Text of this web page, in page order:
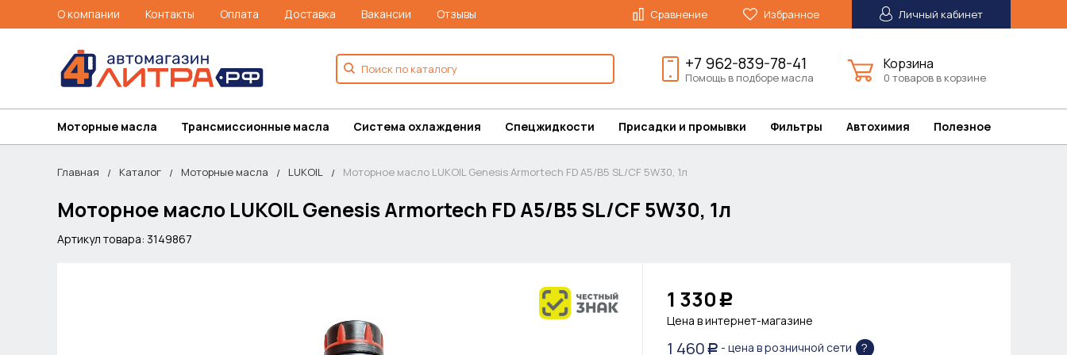
О компании Контакты Оплата Доставка Вакансии Отзывы Сравнение Избранное Личный кабинет
+7 962-839-78-41
Помощь в подборе масла
Корзина
0 товаров в корзине
Моторные масла Трансмиссионные масла Система охлаждения Спецжидкости Присадки и промывки Фильтры Автохимия Полезное
Главная Каталог Моторные масла LUKOIL Моторное масло LUKOIL Genesis Armortech FD A5/B5 SL/CF 5W30, 1л
Моторное масло LUKOIL Genesis Armortech FD A5/B5 SL/CF 5W30, 1л
Артикул товара: 3149867
1 330 Р
Цена в интернет-магазине
1 460 Р - цена в розничной сети ?